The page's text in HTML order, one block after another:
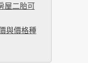
屋二胎可
與價格種